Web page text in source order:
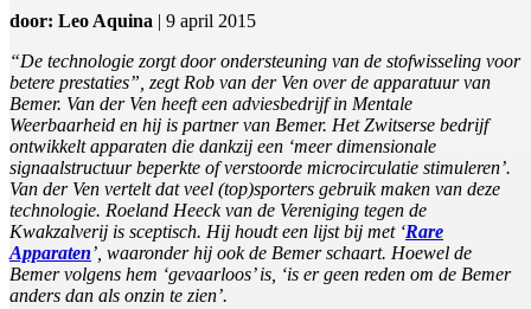
door: Leo Aquina | 9 april 2015
“De technologie zorgt door ondersteuning van de stofwisseling voor
betere prestaties”, zegt Rob van der Ven over de apparatuur van
Bemer. Van der Ven heeft een adviesbedrijf in Mentale
Weerbaarheid en hij is partner van Bemer. Het Zwitserse bedrijf
ontwikkelt apparaten die dankzij een ‘meer dimensionale
signaalstructuur beperkte of verstoorde microcirculatie stimuleren’.
Van der Ven vertelt dat veel (top)sporters gebruik maken van deze
technologie. Roeland Heeck van de Vereniging tegen de
Kwakzalverij is sceptisch. Hij houdt een lijst bij met ‘Rare
Apparaten’, waaronder hij ook de Bemer schaart. Hoewel de
Bemer volgens hem ‘gevaarloos’ is, ‘is er geen reden om de Bemer
anders dan als onzin te zien’.